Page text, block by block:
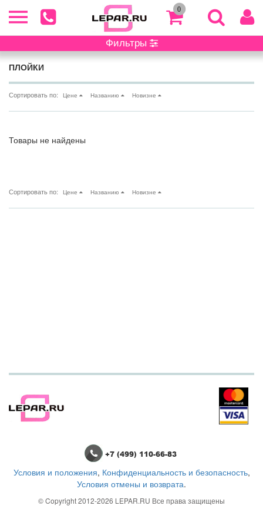
0
Фильтры
ПЛОЙКИ
Сортировать по: Цене Названию Новизне
Товары не найдены
Сортировать по: Цене Названию Новизне
+7 (499) 110-66-83
Условия и положения, Конфиденциальность и безопасность,
Условия отмены и возврата.
© Copyright 2012-2026 LEPAR.RU Все права защищены